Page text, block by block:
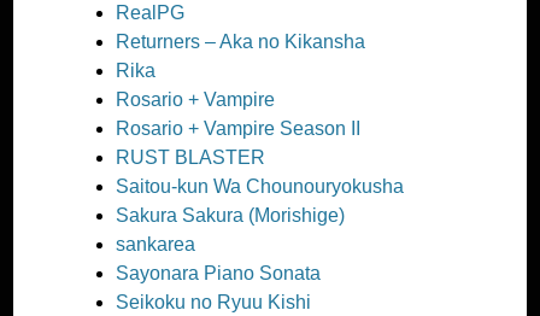
RealPG
Returners – Aka no Kikansha
Rika
Rosario + Vampire
Rosario + Vampire Season II
RUST BLASTER
Saitou-kun Wa Chounouryokusha
Sakura Sakura (Morishige)
sankarea
Sayonara Piano Sonata
Seikoku no Ryuu Kishi